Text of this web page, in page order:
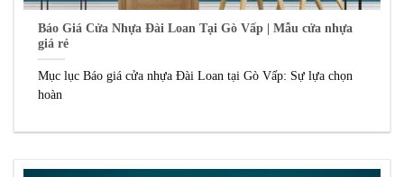
Báo Giá Cửa Nhựa Đài Loan Tại Gò Vấp | Mẫu cửa nhựa
giá rẻ
Mục lục Báo giá cửa nhựa Đài Loan tại Gò Vấp: Sự lựa chọn
hoàn